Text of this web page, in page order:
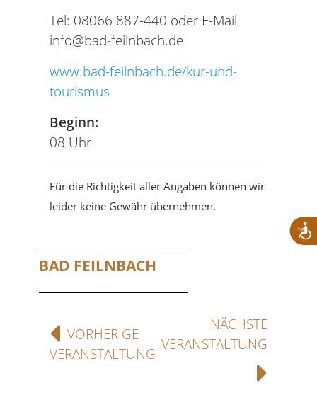
Tel: 08066 887-440 oder E-Mail
info@bad-feilnbach.de
www.bad-feilnbach.de/kur-und-
tourismus
Beginn:
08 Uhr
Für die Richtigkeit aller Angaben können wir
leider keine Gewähr übernehmen.
BAD FEILNBACH
VORHERIGE
VERANSTALTUNG
NÄCHSTE
VERANSTALTUNG